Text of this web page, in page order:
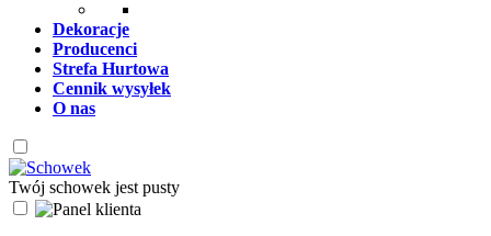
Dekoracje
Producenci
Strefa Hurtowa
Cennik wysyłek
O nas
Twój schowek jest pusty